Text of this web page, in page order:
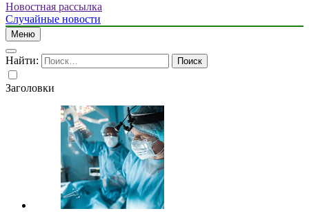
Новостная рассылка
Случайные новости
Меню
Найти:
Заголовки